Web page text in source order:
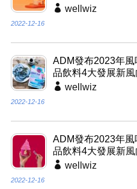
wellwiz
2022-12-16
ADM發布2023年
品飲料4大發展新風
wellwiz
2022-12-16
ADM發布2023年
品飲料4大發展新風
wellwiz
2022-12-16